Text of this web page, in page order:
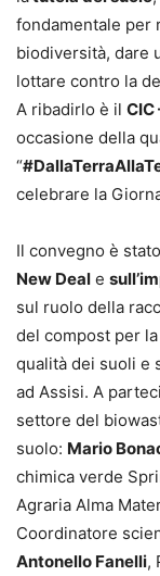
fondamentale per
biodiversità, dare
lottare contro la
A ribadirlo è il
occasione della
“
celebrare la
Il convegno è
New Deal e
sul ruolo della
del compost per
qualità dei suoli e
ad Assisi. A
settore del
suolo: Mario
chimica verde
Agraria Alma
Coordinatore
Antonello Fanelli,